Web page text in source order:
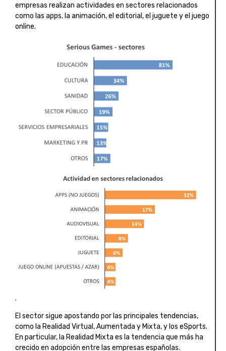
empresas realizan actividades en sectores relacionados
como las apps, la animación, el editorial, el juguete y el juego
online.
.
El sector sigue apostando por las principales tendencias,
como la Realidad Virtual, Aumentada y Mixta, y los eSports.
En particular, la Realidad Mixta es la tendencia que más ha
crecido en adopción entre las empresas españolas.